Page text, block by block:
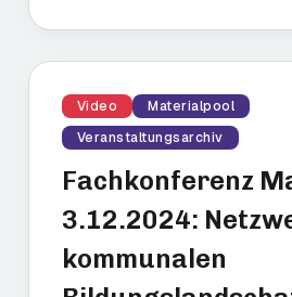
Video
Materialpool
Veranstaltungsarchiv
Fachkonferenz
3.12.2024:
kommunalen